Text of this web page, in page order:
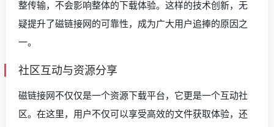
整传输，不会影响整体的下载体验。这样的技术创新，无
疑提升了磁链接网的可靠性，成为广大用户追捧的原因之
一。
社区互动与资源分享
磁链接网不仅仅是一个资源下载平台，它更是一个互动社
区。在这里，用户不仅可以享受高效的文件获取体验，还